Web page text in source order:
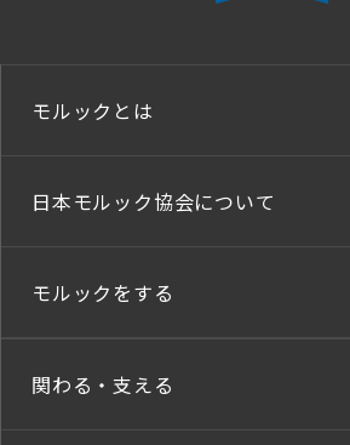
モルックとは
日本モルック協会について
モルックをする
関わる・支える